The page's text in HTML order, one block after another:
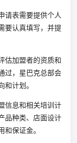
请表需要提供个人
要认真填写，并提
估加盟者的资质和
过，星巴克总部会
计划。
信息和相关培训计
品种类、店面设计
保证金。